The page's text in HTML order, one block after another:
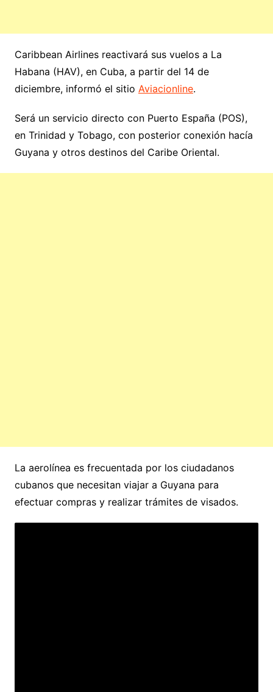
Caribbean Airlines reactivará sus vuelos a La
Habana (HAV), en Cuba, a partir del 14 de
diciembre, informó el sitio Aviacionline.
Será un servicio directo con Puerto España (POS),
en Trinidad y Tobago, con posterior conexión hacía
Guyana y otros destinos del Caribe Oriental.
La aerolínea es frecuentada por los ciudadanos
cubanos que necesitan viajar a Guyana para
efectuar compras y realizar trámites de visados.